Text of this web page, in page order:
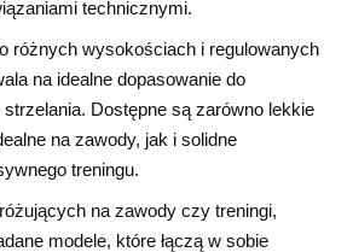
technicznymi.
różnych wysokościach i regulowanych
na idealne dopasowanie do
Dostępne są zarówno lekkie
na zawody, jak i solidne
treningu.
na zawody czy treningi,
modele, które łączą w sobie